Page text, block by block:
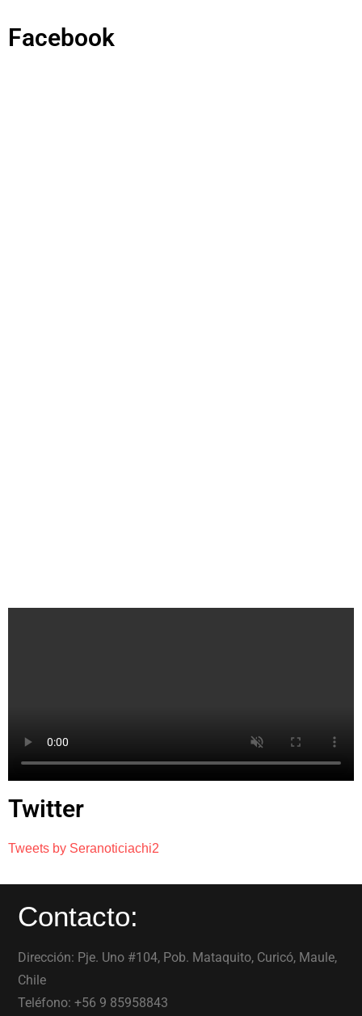
Facebook
Twitter
Tweets by Seranoticiachi2
Contacto:
Dirección: Pje. Uno #104, Pob. Mataquito, Curicó, Maule,
Chile
Teléfono: +56 9 85958843